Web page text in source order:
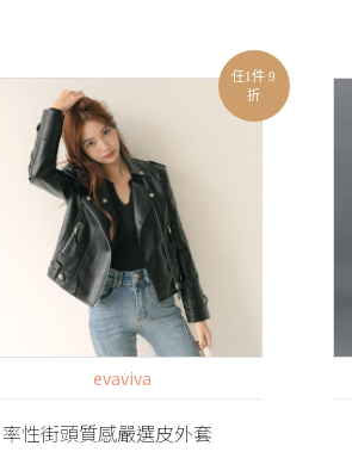
任1件 9
折
evaviva
率性街頭質感嚴選皮外套